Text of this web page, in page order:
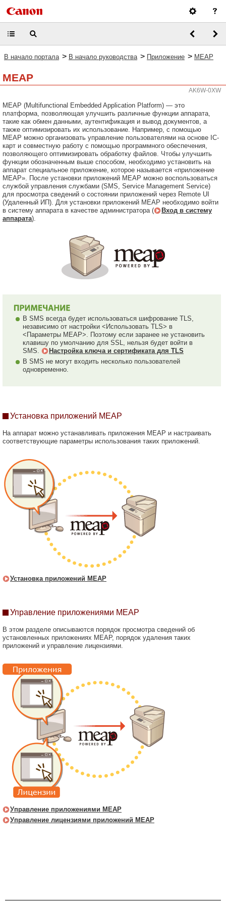
В начало портала > В начало руководства > Приложение > MEAP
MEAP
AK6W-0XW
MEAP (Multifunctional Embedded Application Platform) — это
платформа, позволяющая улучшить различные функции аппарата,
такие как обмен данными, аутентификация и вывод документов, а
также оптимизировать их использование. Например, с помощью
MEAP можно организовать управление пользователями на основе IC-
карт и совместную работу с помощью программного обеспечения,
позволяющего оптимизировать обработку файлов. Чтобы улучшить
функции обозначенным выше способом, необходимо установить на
аппарат специальное приложение, которое называется «приложение
MEAP». После установки приложений MEAP можно воспользоваться
службой управления службами (SMS, Service Management Service)
для просмотра сведений о состоянии приложений через Remote UI
(Удаленный ИП). Для установки приложений MEAP необходимо войти
в систему аппарата в качестве администратора (
Вход в систему
аппарата).
В SMS всегда будет использоваться шифрование TLS,
независимо от настройки <Использовать TLS> в
<Параметры MEAP>. Поэтому если заранее не установить
клавишу по умолчанию для SSL, нельзя будет войти в
SMS.
Настройка ключа и сертификата для TLS
В SMS не могут входить несколько пользователей
одновременно.
Установка приложений MEAP
На аппарат можно устанавливать приложения MEAP и настраивать
соответствующие параметры использования таких приложений.
Установка приложений MEAP
Управление приложениями MEAP
В этом разделе описываются порядок просмотра сведений об
установленных приложениях MEAP, порядок удаления таких
приложений и управление лицензиями.
Управление приложениями MEAP
Управление лицензиями приложений MEAP